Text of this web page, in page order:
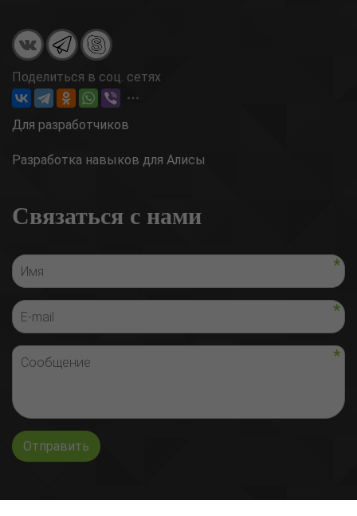
Поделиться в соц. сетях
Для разработчиков
Разработка навыков для Алисы
Связаться с нами
Отправить